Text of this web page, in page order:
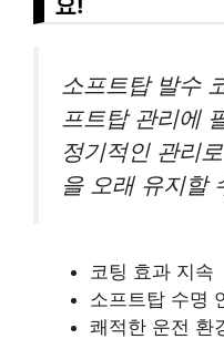
소프트탑 발수
프트탑 관리에
정기적인 관리
을 오래 유지할
코팅 효과 지속
소프트탑 수명
쾌적한 운전 환